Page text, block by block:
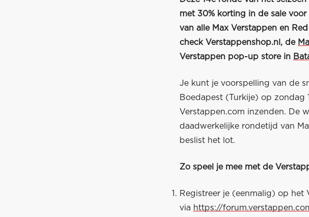
met 30% korting in de sale
van alle Max Verstappen en
check Verstappenshop.nl , de
Verstappen pop-up store in
Je kunt je voorspelling van de
Boedapest (Turkije) op zondag
Verstappen.com inzenden. De
daadwerkelijke rondetijd van
beslist het lot.
Zo speel je mee met de
Registreer je (eenmalig) op het
via https://